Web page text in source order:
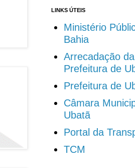
LINKS ÚTEIS
Ministério
Bahia
Arrecadação da
Prefeitura de
Prefeitura de
Câmara
Ubatã
Portal da
TCM